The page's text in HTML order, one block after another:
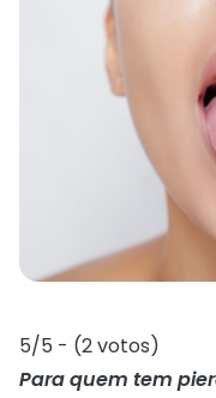
5/5 - (2 votos)
Para quem tem